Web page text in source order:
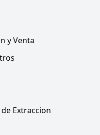
y Venta
Extraccion